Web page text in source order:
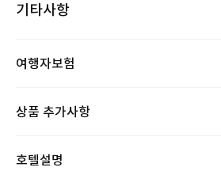
기타사항
여행자보험
상품 추가사항
호텔설명